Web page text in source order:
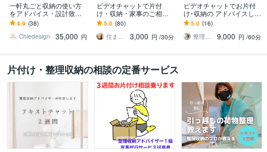
一軒丸ごと収納の使い方
をアドバイス・設計致し
ます 片付け苦手なインテ
リアデザイナーが収納の
お悩みを一緒に解決！
4.9 (38)
Chiedesign
35,000 円
ビデオチャットで片付
け・収納・家事のご相談
承ります ～「きちんとや
る」はやめて「適当でも
やらないよりまし」から
5.0 (80)
住まいのなんでもアドバイザー
3,000 円 /30分
ビデオチャットでお片付
け･収納の アドバイスしま
す おうちを大好きな空間
に！ママのお片付けの悩
みを解決！
5.0 (16)
整理収納アドバイザーEmily
9,000 円 /60分
片付け・整理収納の相談の定番サービス